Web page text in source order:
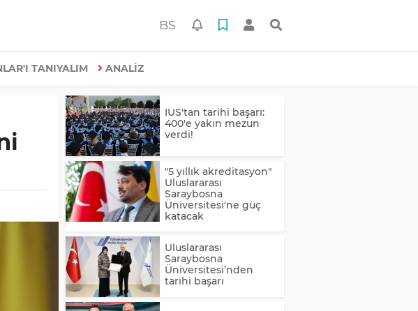
BS
TANIYALIM ANALİZ
IUS'tan tarihi başarı:
400'e yakın mezun
verdi!
"5 yıllık akreditasyon"
Uluslararası
Saraybosna
Üniversitesi'ne güç
katacak
Uluslararası
Saraybosna
Üniversitesi’nden
tarihi başarı